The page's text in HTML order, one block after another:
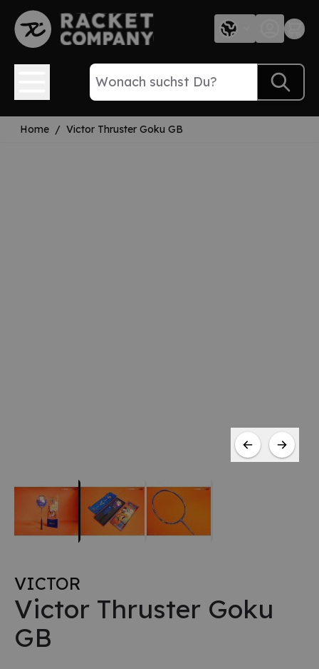
Direkt zum Inhalt
Home / Victor Thruster Goku GB
VICTOR
Victor Thruster Goku
GB